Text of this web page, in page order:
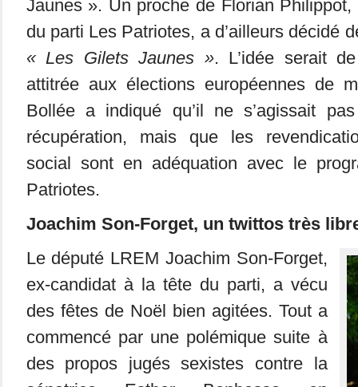
Jaunes ». Un proche de Florian
du parti Les Patriotes, a d’ailleurs décidé
« Les Gilets Jaunes ». L’idée serait
attitrée aux élections européennes de
Bollée a indiqué qu’il ne s’agissait
récupération, mais que les
social sont en adéquation avec le
Patriotes.
Joachim Son-Forget, un twittos très
Le député LREM Joachim Son-Forget,
ex-candidat à la tête du parti, a vécu
des fêtes de Noël bien agitées. Tout a
commencé par une polémique suite à
des propos jugés sexistes contre la